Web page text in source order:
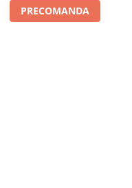
PRECOMANDA